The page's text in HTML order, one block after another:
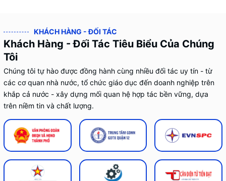
KHÁCH HÀNG - ĐỐI TÁC
Khách Hàng - Đối Tác Tiêu Biểu Của Chúng
Tôi
Chúng tôi tự hào được đồng hành cùng nhiều đối tác uy tín - từ
các cơ quan nhà nước, tổ chức giáo dục đến doanh nghiệp trên
khắp cả nước - xây dựng mối quan hệ hợp tác bền vững, dựa
trên niềm tin và chất lượng.